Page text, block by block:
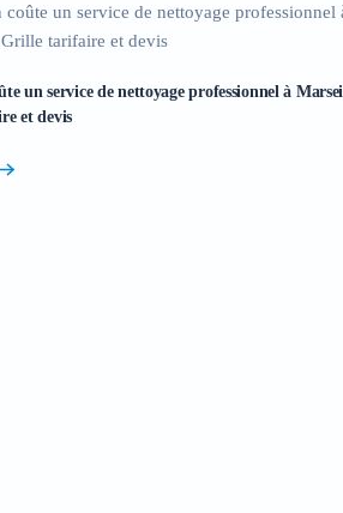
un service de nettoyage professionnel à
et devis